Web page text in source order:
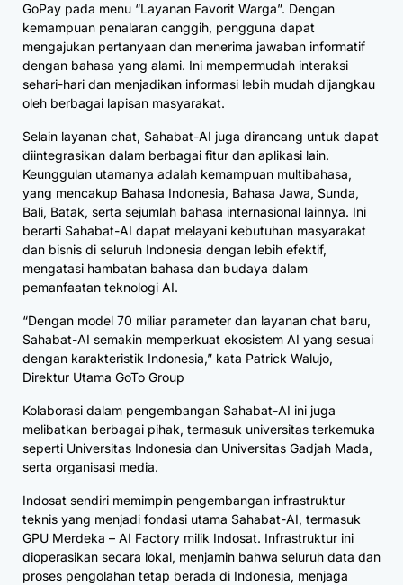
GoPay pada menu “Layanan Favorit Warga”. Dengan
kemampuan penalaran canggih, pengguna dapat
mengajukan pertanyaan dan menerima jawaban informatif
dengan bahasa yang alami. Ini mempermudah interaksi
sehari-hari dan menjadikan informasi lebih mudah dijangkau
oleh berbagai lapisan masyarakat.
Selain layanan chat, Sahabat-AI juga dirancang untuk dapat
diintegrasikan dalam berbagai fitur dan aplikasi lain.
Keunggulan utamanya adalah kemampuan multibahasa,
yang mencakup Bahasa Indonesia, Bahasa Jawa, Sunda,
Bali, Batak, serta sejumlah bahasa internasional lainnya. Ini
berarti Sahabat-AI dapat melayani kebutuhan masyarakat
dan bisnis di seluruh Indonesia dengan lebih efektif,
mengatasi hambatan bahasa dan budaya dalam
pemanfaatan teknologi AI.
“Dengan model 70 miliar parameter dan layanan chat baru,
Sahabat-AI semakin memperkuat ekosistem AI yang sesuai
dengan karakteristik Indonesia,” kata Patrick Walujo,
Direktur Utama GoTo Group
Kolaborasi dalam pengembangan Sahabat-AI ini juga
melibatkan berbagai pihak, termasuk universitas terkemuka
seperti Universitas Indonesia dan Universitas Gadjah Mada,
serta organisasi media.
Indosat sendiri memimpin pengembangan infrastruktur
teknis yang menjadi fondasi utama Sahabat-AI, termasuk
GPU Merdeka – AI Factory milik Indosat. Infrastruktur ini
dioperasikan secara lokal, menjamin bahwa seluruh data dan
proses pengolahan tetap berada di Indonesia, menjaga